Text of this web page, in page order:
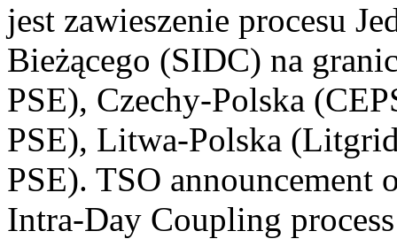
jest zawieszenie procesu
Bieżącego (SIDC) na
PSE), Czechy-Polska
PSE), Litwa-Polska
PSE). TSO announcement
Intra-Day Coupling